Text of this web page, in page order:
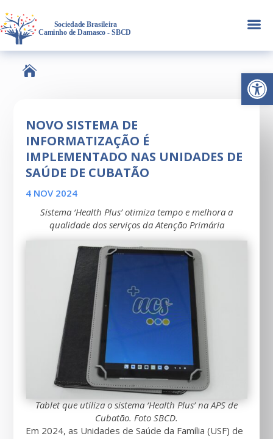
Abrir
a

NOVO SISTEMA DE
INFORMATIZAÇÃO É
IMPLEMENTADO NAS UNIDADES DE
SAÚDE DE CUBATÃO
4 NOV 2024
Sistema ‘Health Plus’ otimiza tempo e melhora a
qualidade dos serviços da Atenção Primária
Tablet que utiliza o sistema ‘Health Plus’ na APS de
Cubatão. Foto SBCD.
Em 2024, as Unidades de Saúde da Família (USF) de